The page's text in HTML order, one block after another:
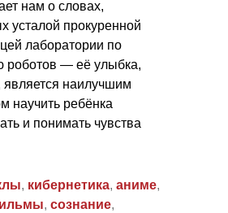
нам о словах,
усталой прокуренной
лаборатории по
роботов — её улыбка,
является наилучшим
научить ребёнка
и понимать чувства
, кибернетика, аниме,
, сознание,